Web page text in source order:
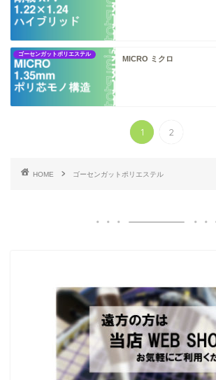
ゴーセンガットポリエステル
MICRO ミクロ
1 2
HOME ゴーセンガットポリエステル